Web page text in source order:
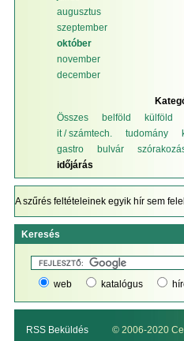
augusztus
szeptember
október
november
december
Összes
belföld külföld
it / számtech.
tudomány
gastro
bulvár
időjárás
A szűrés feltételeinek egyik hír sem
Keresés
web katalógus
RSS Beküldés © 2006-2020